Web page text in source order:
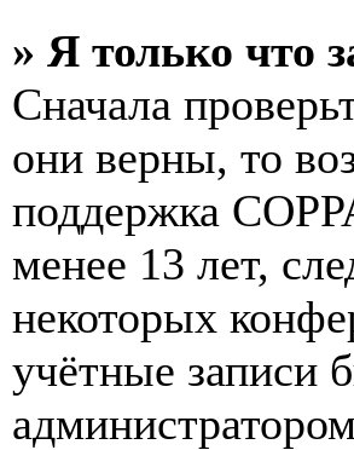
» Я только что
Сначала
они верны, то
поддержка
менее 13 лет,
некоторых
учётные записи